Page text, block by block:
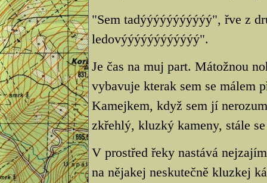
"Sem tadýýýýýýýýýýý", řve z
ledovýýýýýýýýýýýý".
Je čas na muj part. Mátožnou
vybavuje kterak sem se málem
Kamejkem, když sem jí
zkřehlý, kluzký kameny, stále
V prostřed řeky nastává
na nějakej neskutečně kluzkej